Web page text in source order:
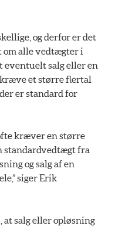
og derfor er det
om alle vedtægter i
eventuelt salg eller en
et større flertal
er standard for
kræver en større
standardvedtægt fra
og salg af en
siger Erik
salg eller opløsning